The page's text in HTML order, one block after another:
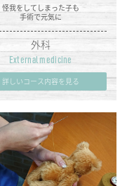
怪我をしてしまった子も
手術で元気に
外科
External medicine
詳しいコース内容を見る